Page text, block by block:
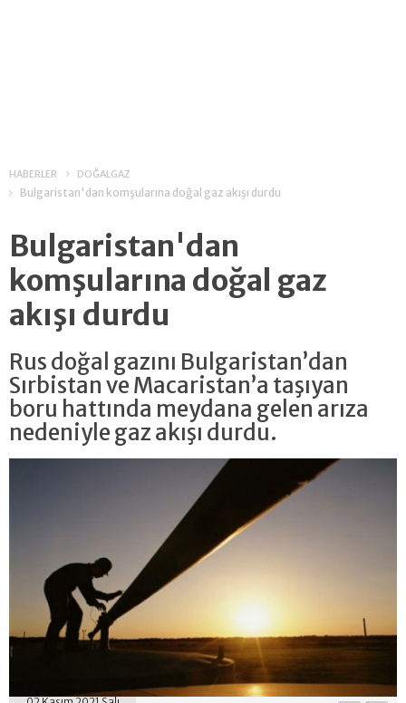
HABERLER DOĞALGAZ
Bulgaristan'dan komşularına doğal gaz akışı durdu
Bulgaristan'dan
komşularına doğal gaz
akışı durdu
Rus doğal gazını Bulgaristan’dan
Sırbistan ve Macaristan’a taşıyan
boru hattında meydana gelen arıza
nedeniyle gaz akışı durdu.